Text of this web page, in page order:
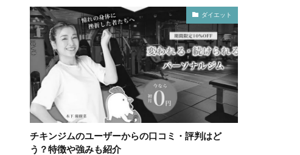
ダイエット
チキンジムのユーザーからの口コミ・評判はど
う？特徴や強みも紹介